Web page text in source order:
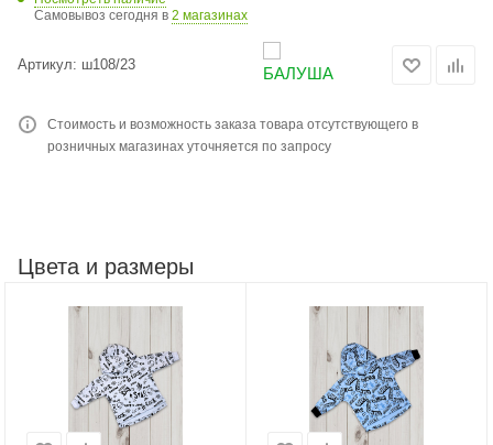
Самовывоз сегодня в 2 магазинах
Артикул: ш108/23
Стоимость и возможность заказа товара отсутствующего в
розничных магазинах уточняется по запросу
Цвета и размеры